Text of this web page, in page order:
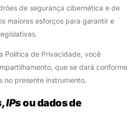
de segurança cibernética e de
maiores esforços para garantir e
Política de Privacidade, você
que se dará conforme
no presente instrumento.
IPsou dados de